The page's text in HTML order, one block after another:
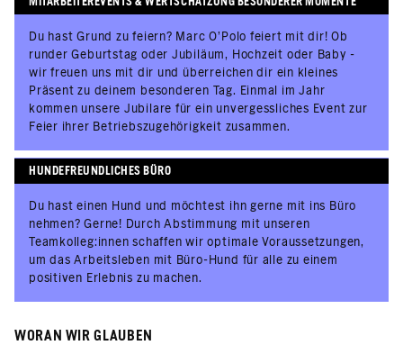
Du hast Grund zu feiern? Marc O’Polo feiert mit dir! Ob
runder Geburtstag oder Jubiläum, Hochzeit oder Baby -
wir freuen uns mit dir und überreichen dir ein kleines
Präsent zu deinem besonderen Tag. Einmal im Jahr
kommen unsere Jubilare für ein unvergessliches Event zur
Feier ihrer Betriebszugehörigkeit zusammen.
HUNDEFREUNDLICHES BÜRO
Du hast einen Hund und möchtest ihn gerne mit ins Büro
nehmen? Gerne! Durch Abstimmung mit unseren
Teamkolleg:innen schaffen wir optimale Voraussetzungen,
um das Arbeitsleben mit Büro-Hund für alle zu einem
positiven Erlebnis zu machen.
WORAN WIR GLAUBEN